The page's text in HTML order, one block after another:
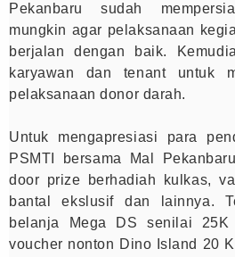
Pekanbaru sudah
mungkin agar pelaksanaan
berjalan dengan baik.
karyawan dan tenant untuk
pelaksanaan donor darah.
Untuk mengapresiasi para
PSMTI bersama Mal
door prize berhadiah kulkas,
bantal ekslusif dan lainnya.
belanja Mega DS senilai 25K
voucher nonton Dino Island 20